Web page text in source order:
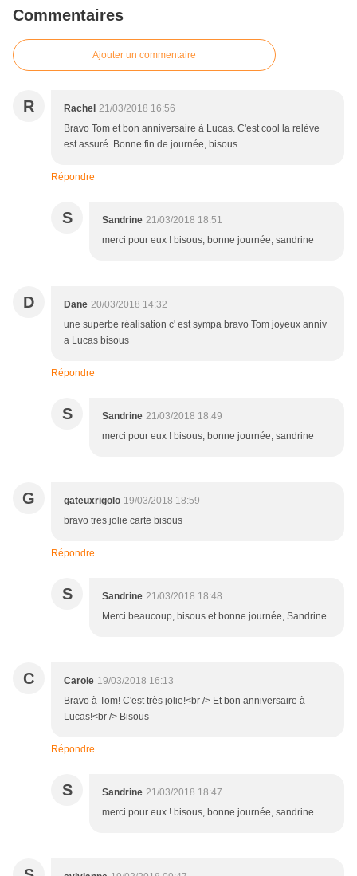
Commentaires
Ajouter un commentaire
R Rachel 21/03/2018 16:56
Bravo Tom et bon anniversaire à Lucas. C'est cool la relève
est assuré. Bonne fin de journée, bisous
Répondre
S Sandrine 21/03/2018 18:51
merci pour eux ! bisous, bonne journée, sandrine
D Dane 20/03/2018 14:32
une superbe réalisation c' est sympa bravo Tom joyeux anniv
a Lucas bisous
Répondre
S Sandrine 21/03/2018 18:49
merci pour eux ! bisous, bonne journée, sandrine
G gateuxrigolo 19/03/2018 18:59
bravo tres jolie carte bisous
Répondre
S Sandrine 21/03/2018 18:48
Merci beaucoup, bisous et bonne journée, Sandrine
C Carole 19/03/2018 16:13
Bravo à Tom! C'est très jolie!<br /> Et bon anniversaire à
Lucas!<br /> Bisous
Répondre
S Sandrine 21/03/2018 18:47
merci pour eux ! bisous, bonne journée, sandrine